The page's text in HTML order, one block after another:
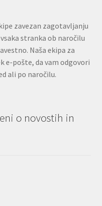
zavezan zagotavljanju
stranka ob naročilu
Naša ekipa za
e-pošte, da vam odgovori
ali po naročilu.
o novostih in